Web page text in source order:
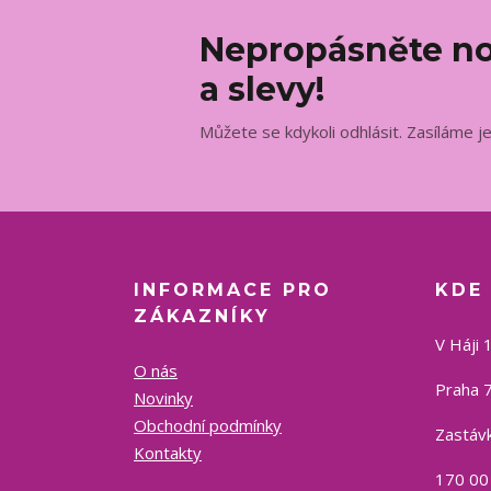
Nepropásněte
a slevy!
Můžete se kdykoli odhlásit. Zasíláme
INFORMACE PRO
ZÁKAZNÍKY
O nás
Novinky
Obchodní podmínky
Kontakty
KDE
V Háji
Praha
170 00